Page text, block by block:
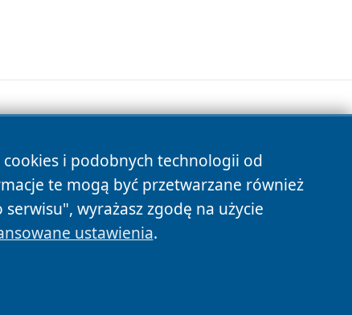
cookies i podobnych technologii od
te mogą być przetwarzane również
wyrażasz zgodę na użycie
ustawienia.